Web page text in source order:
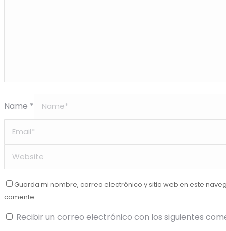
Name *
Guarda mi nombre, correo electrónico y sitio web en este
comente.
Recibir un correo electrónico con los siguientes